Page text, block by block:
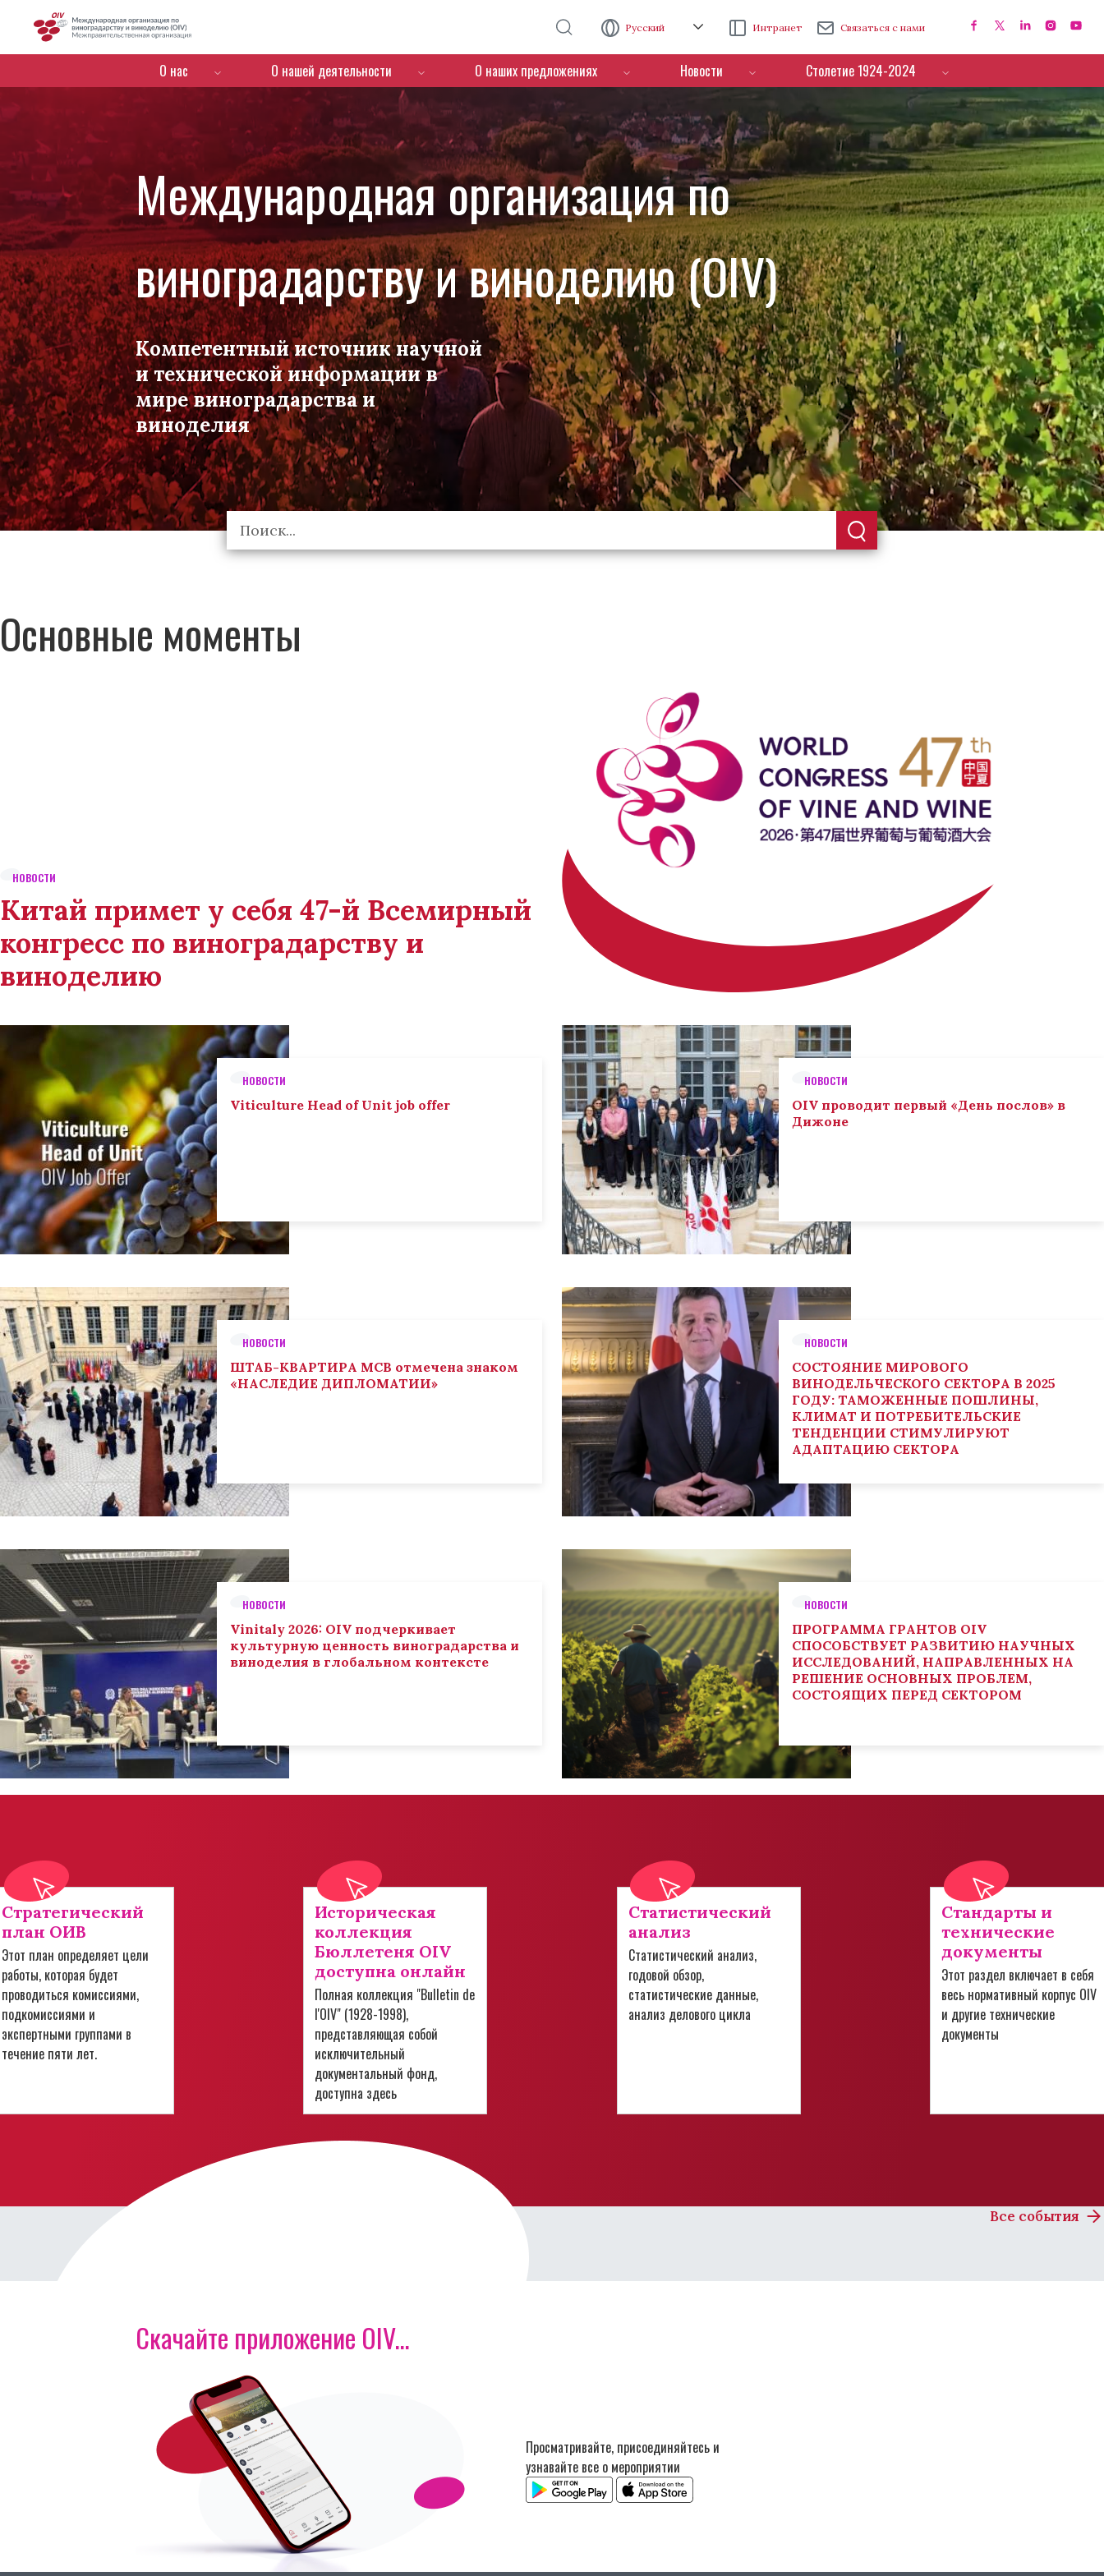
Русский Интранет Связаться с нами
Menú de navegación
О нас О нашей деятельности О наших предложениях Новости Столетие 1924-2024
Международная организация по
виноградарству и виноделию (OIV)
Компетентный источник научной
и технической информации в
мире виноградарства и
виноделия
Основные моменты
НОВОСТИ
Китай примет у себя 47-й Всемирный
конгресс по виноградарству и
виноделию
НОВОСТИ
Viticulture Head of Unit job offer
НОВОСТИ
OIV проводит первый «День послов» в
Дижоне
НОВОСТИ
ШТАБ-КВАРТИРА МСВ отмечена знаком
«НАСЛЕДИЕ ДИПЛОМАТИИ»
НОВОСТИ
СОСТОЯНИЕ МИРОВОГО
ВИНОДЕЛЬЧЕСКОГО СЕКТОРА В 2025
ГОДУ: ТАМОЖЕННЫЕ ПОШЛИНЫ,
КЛИМАТ И ПОТРЕБИТЕЛЬСКИЕ
ТЕНДЕНЦИИ СТИМУЛИРУЮТ
АДАПТАЦИЮ СЕКТОРА
НОВОСТИ
Vinitaly 2026: OIV подчеркивает
культурную ценность виноградарства и
виноделия в глобальном контексте
НОВОСТИ
ПРОГРАММА ГРАНТОВ OIV
СПОСОБСТВУЕТ РАЗВИТИЮ НАУЧНЫХ
ИССЛЕДОВАНИЙ, НАПРАВЛЕННЫХ НА
РЕШЕНИЕ ОСНОВНЫХ ПРОБЛЕМ,
СОСТОЯЩИХ ПЕРЕД СЕКТОРОМ
Стратегический
план ОИВ
Этот план определяет цели
работы, которая будет
проводиться комиссиями,
подкомиссиями и
экспертными группами в
течение пяти лет.
Историческая
коллекция
Бюллетеня OIV
доступна онлайн
Полная коллекция "Bulletin de
l'OIV" (1928-1998),
представляющая собой
исключительный
документальный фонд,
доступна здесь
Статистический
анализ
Статистический анализ,
годовой обзор,
статистические данные,
анализ делового цикла
Стандарты и
технические
документы
Этот раздел включает в себя
весь нормативный корпус OIV
и другие технические
документы
Все события
Скачайте приложение OIV...
Просматривайте, присоединяйтесь и
узнавайте все о мероприятии